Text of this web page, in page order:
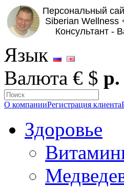
Язык
Валюта € $ р.
О компанииРегистрация клиента
Здоровье